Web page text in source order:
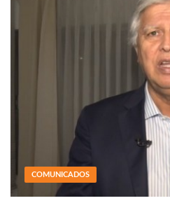
COMUNICADOS